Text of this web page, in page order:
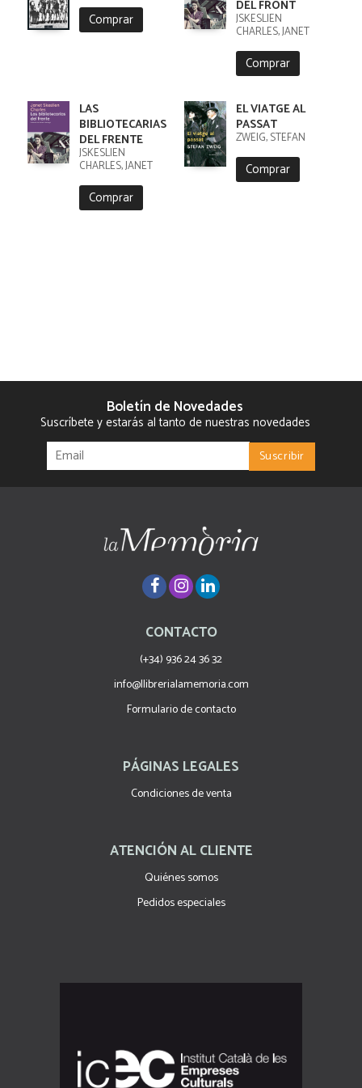
Comprar
DEL FRONT
JSKESLIEN
CHARLES, JANET
Comprar
LAS
BIBLIOTECARIAS
DEL FRENTE
JSKESLIEN
CHARLES, JANET
Comprar
EL VIATGE AL
PASSAT
ZWEIG, STEFAN
Comprar
Boletín de Novedades
Suscríbete y estarás al tanto de nuestras novedades
CONTACTO
(+34) 936 24 36 32
info@llibrerialamemoria.com
Formulario de contacto
PÁGINAS LEGALES
Condiciones de venta
ATENCIÓN AL CLIENTE
Quiénes somos
Pedidos especiales